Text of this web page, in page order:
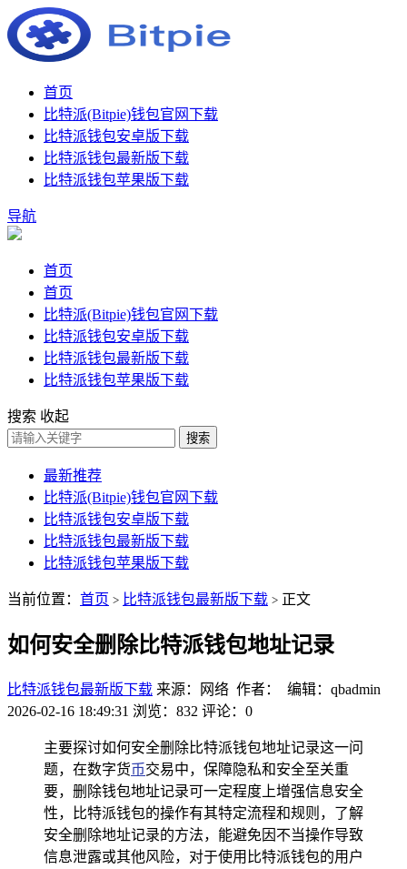
首页
比特派(Bitpie)钱包官网下载
比特派钱包安卓版下载
比特派钱包最新版下载
比特派钱包苹果版下载
导航
首页
首页
比特派(Bitpie)钱包官网下载
比特派钱包安卓版下载
比特派钱包最新版下载
比特派钱包苹果版下载
搜索 收起
搜索
最新推荐
比特派(Bitpie)钱包官网下载
比特派钱包安卓版下载
比特派钱包最新版下载
比特派钱包苹果版下载
当前位置： 首页 > 比特派钱包最新版下载 > 正文
如何安全删除比特派钱包地址记录
比特派钱包最新版下载 来源：网络 作者： 编辑：qbadmin
2026-02-16 18:49:31 浏览：832 评论：0
主要探讨如何安全删除比特派钱包地址记录这一问
题，在数字货币交易中，保障隐私和安全至关重
要，删除钱包地址记录可一定程度上增强信息安全
性，比特派钱包的操作有其特定流程和规则，了解
安全删除地址记录的方法，能避免因不当操作导致
信息泄露或其他风险，对于使用比特派钱包的用户